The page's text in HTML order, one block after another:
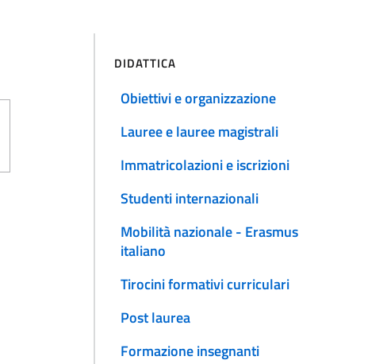
DIDATTICA
Obiettivi e organizzazione
Lauree e lauree magistrali
Immatricolazioni e iscrizioni
Studenti internazionali
Mobilità nazionale - Erasmus
italiano
Tirocini formativi curriculari
Post laurea
Formazione insegnanti